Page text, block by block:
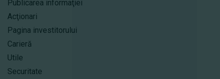
Publicarea informaţiei
Acţionari
Pagina investitorului
Carieră
Utile
Securitate